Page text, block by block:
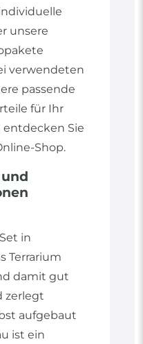
unsere
verwendeten
passende
für Ihr
entdecken Sie
Shop.
in
Terrarium
damit gut
zerlegt
aufgebaut
ist ein